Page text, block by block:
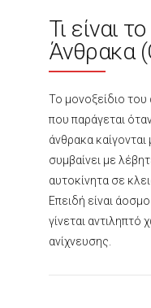
Τι είναι
Άνθρακα
Το μονοξείδιο του
που παράγεται
άνθρακα
συμβαίνει με
αυτοκίνητα σε
Επειδή είναι
γίνεται αντιληπτό
ανίχνευσης.